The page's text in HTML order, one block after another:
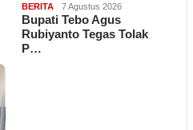
BERITA 7 Agustus 2026
Bupati Tebo Agus
Rubiyanto Tegas Tolak
P…